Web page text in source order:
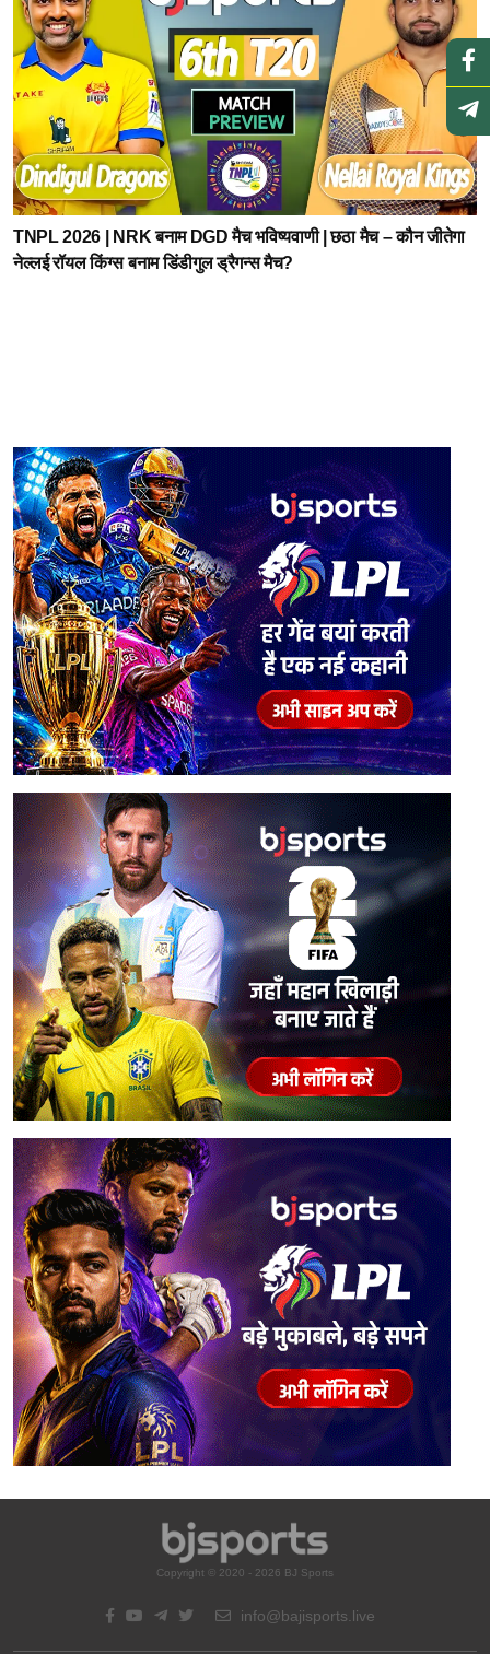
TNPL 2026 | NRK बनाम DGD मैच भविष्यवाणी | छठा मैच – कौन जीतेगा
नेल्लई रॉयल किंग्स बनाम डिंडीगुल ड्रैगन्स मैच?
Copyright © 2020 - 2026 BJ Sports
info@bajisports.live